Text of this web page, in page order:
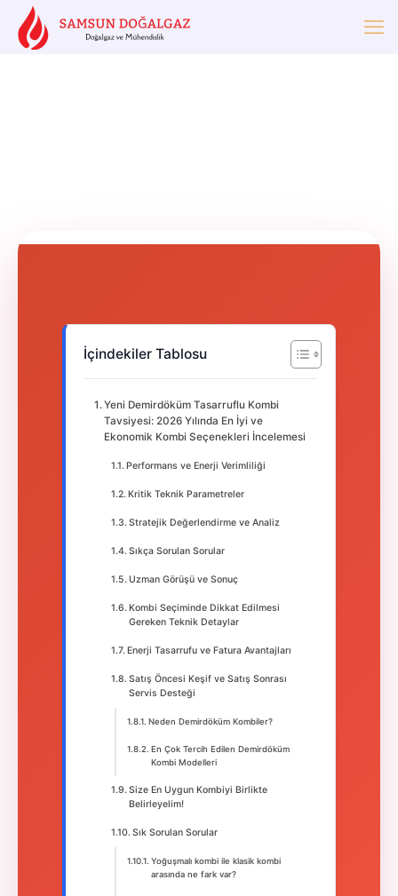
İçindekiler Tablosu
Yeni Demirdöküm Tasarruflu Kombi
Tavsiyesi: 2026 Yılında En İyi ve
Ekonomik Kombi Seçenekleri İncelemesi
Performans ve Enerji Verimliliği
Kritik Teknik Parametreler
Stratejik Değerlendirme ve Analiz
Sıkça Sorulan Sorular
Uzman Görüşü ve Sonuç
Kombi Seçiminde Dikkat Edilmesi
Gereken Teknik Detaylar
Enerji Tasarrufu ve Fatura Avantajları
Satış Öncesi Keşif ve Satış Sonrası
Servis Desteği
Neden Demirdöküm Kombiler?
En Çok Tercih Edilen Demirdöküm
Kombi Modelleri
Size En Uygun Kombiyi Birlikte
Belirleyelim!
Sık Sorulan Sorular
Yoğuşmalı kombi ile klasik kombi
arasında ne fark var?